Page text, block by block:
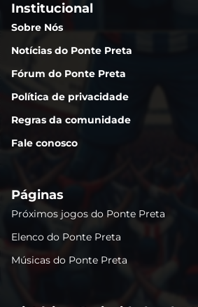
Institucional
Sobre Nós
Notícias do Ponte Preta
Fórum do Ponte Preta
Política de privacidade
Regras da comunidade
Fale conosco
Páginas
Próximos jogos do Ponte Preta
Elenco do Ponte Preta
Músicas do Ponte Preta